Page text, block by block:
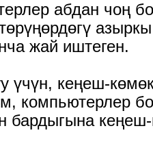
абдан чоң
жай иштеген.
үчүн, кеңеш-
компьютерлер
бардыгына